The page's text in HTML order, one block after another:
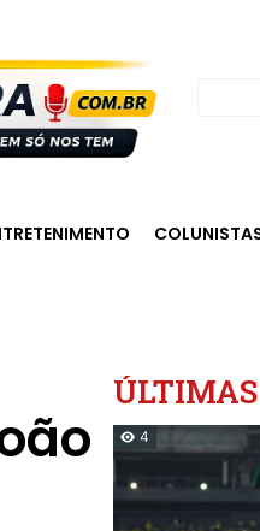
ÚLTIMAS
4